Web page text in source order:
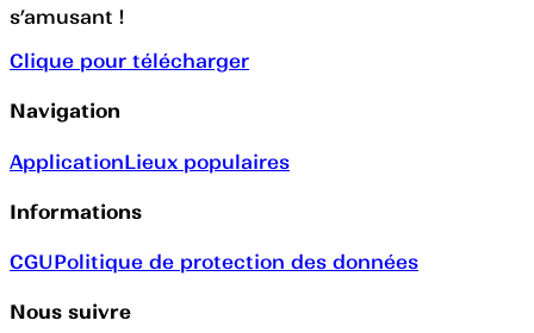
s’amusant !
Clique pour télécharger
Navigation
ApplicationLieux populaires
Informations
CGUPolitique de protection des données
Nous suivre